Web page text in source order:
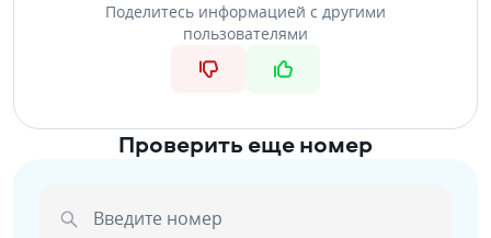
Поделитесь информацией с другими
пользователями
Проверить еще номер
Введите номер